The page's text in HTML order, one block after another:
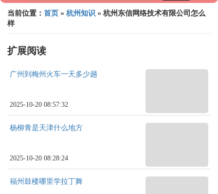
当前位置： 首页 » 杭州知识 » 杭州东信网络技术有限公司怎么
样
扩展阅读
广州到梅州火车一天多少趟
2025-10-20 08:57:32
杨柳青是天津什么地方
2025-10-20 08:28:24
福州鼓楼哪里学拉丁舞